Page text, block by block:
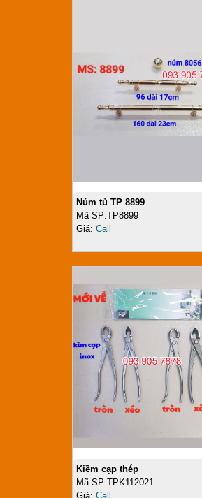
Núm tủ TP 8899
Mã SP:TP8899
Giá: Call
Kiềm cạp thép
Mã SP:TPK112021
Giá: Call